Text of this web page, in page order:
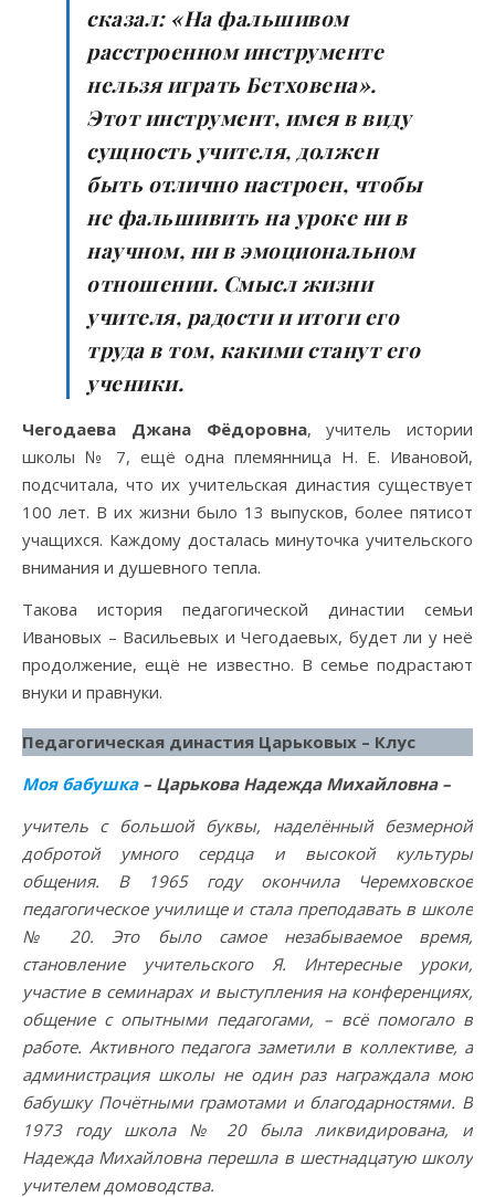
сказал: «На фальшивом
расстроенном инструменте
нельзя играть Бетховена».
Этот инструмент, имея в виду
сущность учителя, должен
быть отлично настроен, чтобы
не фальшивить на уроке ни в
научном, ни в эмоциональном
отношении. Смысл жизни
учителя, радости и итоги его
труда в том, какими станут его
ученики.
Чегодаева Джана Фёдоровна, учитель истории
школы № 7, ещё одна племянница Н. Е. Ивановой,
подсчитала, что их учительская династия существует
100 лет. В их жизни было 13 выпусков, более пятисот
учащихся. Каждому досталась минуточка учительского
внимания и душевного тепла.
Такова история педагогической династии семьи
Ивановых – Васильевых и Чегодаевых, будет ли у неё
продолжение, ещё не известно. В семье подрастают
внуки и правнуки.
Педагогическая династия Царьковых – Клус
Моя бабушка– Царькова Надежда Михайловна –
учитель с большой буквы, наделённый безмерной
добротой умного сердца и высокой культуры
общения. В 1965 году окончила Черемховское
педагогическое училище и стала преподавать в школе
№ 20. Это было самое незабываемое время,
становление учительского Я. Интересные уроки,
участие в семинарах и выступления на конференциях,
общение с опытными педагогами, – всё помогало в
работе. Активного педагога заметили в коллективе, а
администрация школы не один раз награждала мою
бабушку Почётными грамотами и благодарностями. В
1973 году школа № 20 была ликвидирована, и
Надежда Михайловна перешла в шестнадцатую школу
учителем домоводства.